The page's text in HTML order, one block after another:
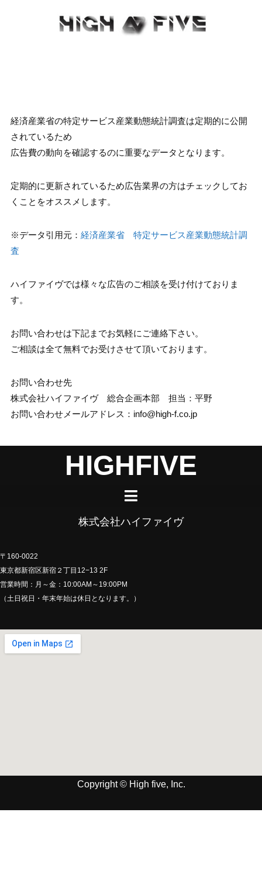
経済産業省の特定サービス産業動態統計調査は定期的に公開
されているため
広告費の動向を確認するのに重要なデータとなります。
定期的に更新されているため広告業界の方はチェックしてお
くことをオススメします。
※データ引用元： 経済産業省 特定サービス産業動態統計調
査
ハイファイヴでは様々な広告のご相談を受け付けておりま
す。
お問い合わせは下記までお気軽にご連絡下さい。
ご相談は全て無料でお受けさせて頂いております。
お問い合わせ先
株式会社ハイファイヴ 総合企画本部 担当：平野
お問い合わせメールアドレス：info@high-f.co.jp
HIGHFIVE
株式会社ハイファイヴ
〒160-0022
東京都新宿区新宿２丁目12−13 2F
営業時間：月～金：10:00AM～19:00PM
（土日祝日・年末年始は休日となります。）
Copyright © High five, Inc.